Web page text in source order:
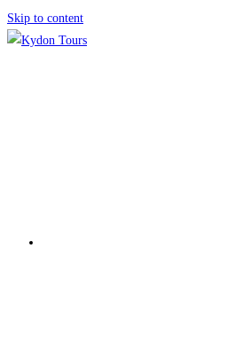
Skip to content